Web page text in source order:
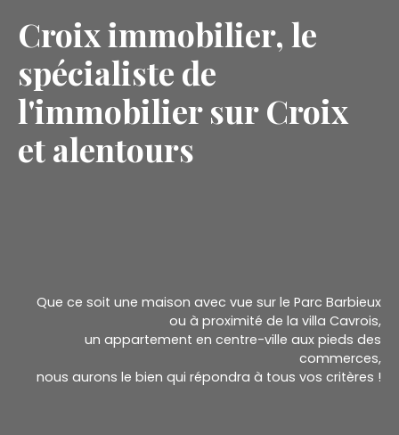
Croix immobilier, le
spécialiste de
l'immobilier sur Croix
et alentours
Que ce soit une maison avec vue sur le Parc Barbieux
ou à proximité de la villa Cavrois,
un appartement en centre-ville aux pieds des
commerces,
nous aurons le bien qui répondra à tous vos critères !